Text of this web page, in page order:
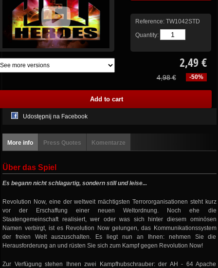
Reference: TW1042STD
Quantity:
2,49 €
-50%
4,98 €
Udostępnij na Facebook
More info Press Quotes Komentarze
Über das Spiel
Es begann nicht schlagartig, sondern still und leise...
Revolution Now, eine der weltweit mächtigsten Terrororganisationen steht kurz
vor der Erschaffung einer neuen Weltordnung. Noch ehe die
Staatengemeinschaft realisiert, wer oder was sich hinter diesem ominösen
Namen verbirgt, ist es Revolution Now gelungen, das Kommunikationssystem
der freien Welt auszuschalten. Es liegt nun an Ihnen: nehmen Sie die
Herausforderung an und rüsten Sie sich zum Kampf gegen Revolution Now!
Zur Verfügung stehen Ihnen zwei Kampfhubschrauber: der AH - 64 Apache